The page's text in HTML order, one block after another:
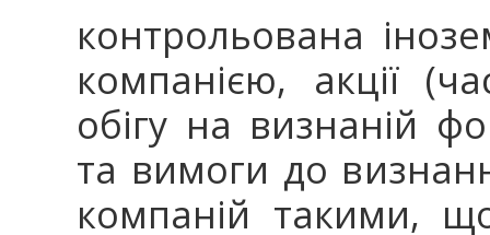
контрольована
компанією, акції
обігу на визнаній
та вимоги до
компаній такими,